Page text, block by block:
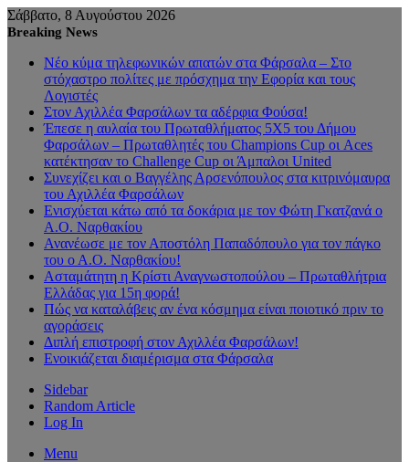
Σάββατο, 8 Αυγούστου 2026
Breaking News
Νέο κύμα τηλεφωνικών απατών στα Φάρσαλα – Στο
στόχαστρο πολίτες με πρόσχημα την Εφορία και τους
Λογιστές
Στον Αχιλλέα Φαρσάλων τα αδέρφια Φούσα!
Έπεσε η αυλαία του Πρωταθλήματος 5Χ5 του Δήμου
Φαρσάλων – Πρωταθλητές του Champions Cup οι Aces
κατέκτησαν το Challenge Cup οι Άμπαλοι United
Συνεχίζει και ο Βαγγέλης Αρσενόπουλος στα κιτρινόμαυρα
του Αχιλλέα Φαρσάλων
Ενισχύεται κάτω από τα δοκάρια με τον Φώτη Γκατζανά ο
Α.Ο. Ναρθακίου
Ανανέωσε με τον Αποστόλη Παπαδόπουλο για τον πάγκο
του ο Α.Ο. Ναρθακίου!
Ασταμάτητη η Κρίστι Αναγνωστοπούλου – Πρωταθλήτρια
Ελλάδας για 15η φορά!
Πώς να καταλάβεις αν ένα κόσμημα είναι ποιοτικό πριν το
αγοράσεις
Διπλή επιστροφή στον Αχιλλέα Φαρσάλων!
Ενοικιάζεται διαμέρισμα στα Φάρσαλα
Sidebar
Random Article
Log In
Menu